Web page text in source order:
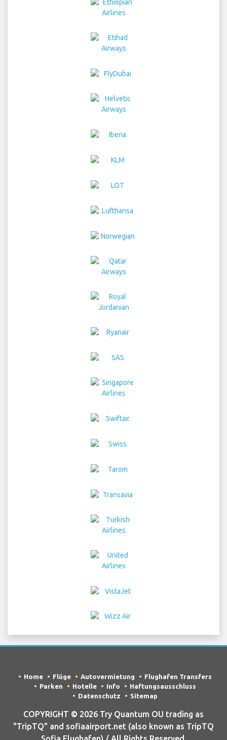
Home Flüge Autovermietung
Flughafen Transfers
Parken
Hotelle Info
Haftungsausschluss
Datenschutz
Sitemap
COPYRIGHT © 2026 Try Quantum OU trading as
"TripTQ" and sofiaairport.net (also known as TripTQ